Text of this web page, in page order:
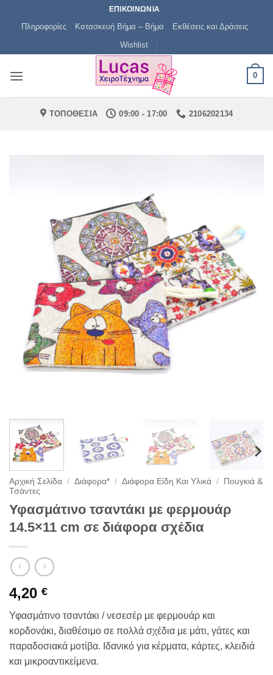
ΕΠΙΚΟΙΝΩΝΙΑ
Πληροφορίες Κατασκευή Βήμα – Βήμα
Εκθέσεις και Δράσεις
Wishlist
0
ΤΟΠΟΘΕΣΙΑ 09:00 - 17:00 2106202134
Αρχική Σελίδα / Διάφορα* / Διάφορα Είδη Και Υλικά /
Πουγκιά &
Τσάντες
Υφασμάτινο τσαντάκι με φερμουάρ
14.5×11 cm σε διάφορα σχέδια
4,20 €
Υφασμάτινο τσαντάκι / νεσεσέρ με φερμουάρ και
κορδονάκι, διαθέσιμο σε πολλά σχέδια με μάτι, γάτες και
παραδοσιακά μοτίβα. Ιδανικό για κέρματα, κάρτες, κλειδιά
και μικροαντικείμενα.